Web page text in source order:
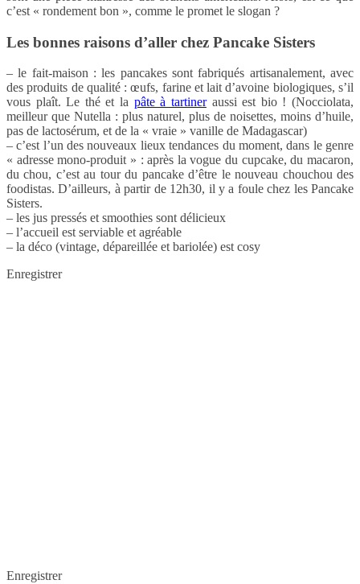
c’est « rondement bon », comme le promet le slogan ?
Les bonnes raisons d’aller chez Pancake Sisters
– le fait-maison : les pancakes sont fabriqués artisanalement, avec
des produits de qualité : œufs, farine et lait d’avoine biologiques, s’il
vous plaît. Le thé et la pâte à tartineraussi est bio ! (Nocciolata,
meilleur que Nutella : plus naturel, plus de noisettes, moins d’huile,
pas de lactosérum, et de la « vraie » vanille de Madagascar)
– c’est l’un des nouveaux lieux tendances du moment, dans le genre
« adresse mono-produit » : après la vogue du cupcake, du macaron,
du chou, c’est au tour du pancake d’être le nouveau chouchou des
foodistas. D’ailleurs, à partir de 12h30, il y a foule chez les Pancake
Sisters.
– les jus pressés et smoothies sont délicieux
– l’accueil est serviable et agréable
– la déco (vintage, dépareillée et bariolée) est cosy
Enregistrer
Enregistrer